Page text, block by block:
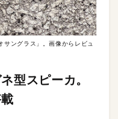
ングラス」。画像からレビュ
型スピーカ。